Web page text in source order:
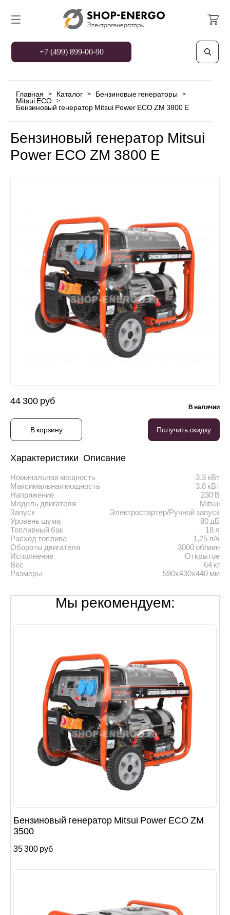
+7 (499) 899-00-90
Главная > Каталог > Бензиновые генераторы >
Mitsui ECO >
Бензиновый генератор Mitsui Power ECO ZM 3800 E
Бензиновый генератор Mitsui
Power ECO ZM 3800 E
44 300 руб
В наличии
В корзину Получить скидку
Характеристики Описание
Номинальная мощность
3.3 кВт
Максимальная мощность
3.8 кВт
Напряжение
230 В
Модель двигателя
Mitsui
Запуск
Электростартер/Ручной запуск
Уровень шума
80 дБ
Топливный бак
18 л
Расход топлива
1,25 л/ч
Обороты двигателя
3000 об/мин
Исполнение
Открытое
Вес
64 кг
Размеры
590х430х440 мм
Мы рекомендуем:
Бензиновый генератор Mitsui Power ECO ZM
3500
35 300 руб